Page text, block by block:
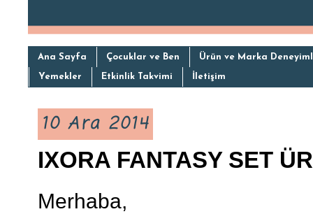
Ana Sayfa Çocuklar ve Ben Ürün ve Marka
Yemekler Etkinlik Takvimi İletişim
10 Ara 2014
IXORA FANTASY SET
Merhaba,